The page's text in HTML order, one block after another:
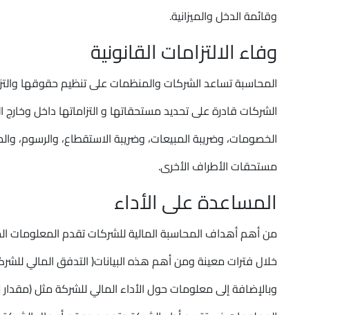
وقائمة الدخل والميزانية.
وفاء الالتزامات القانونية
المحاسبة تساعد الشركات والمنظمات على تنظيم حقوقها
الشركات قادرة على تحديد مستحقاتها و التزاماتها داخل
الخصومات، وضريبة المبيعات، وضريبة الاستقطاع، والرسوم،
مستحقات الأطراف الأخرى.
المساعدة على الأداء
من أهم أهداف المحاسبة المالية للشركات تقدم المعلومات
خلال فترات معينة ومن أهم هذه البيانات( التدفق المالي
وبالإضافة إلى معلومات حول الأداء المالي للشركة مثل